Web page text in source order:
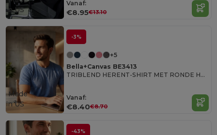
Vanaf:
€8.95€13.10
in US
-3%
+5
Bella+Canvas BE3413
TRIBLEND HERENT-SHIRT MET RONDE HALS
Vanaf:
€8.40€8.70
Made
in US
-43%